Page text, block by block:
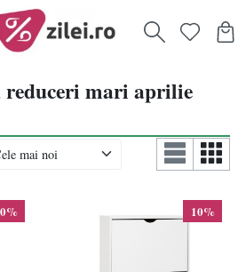
reduceri mari aprilie
10%